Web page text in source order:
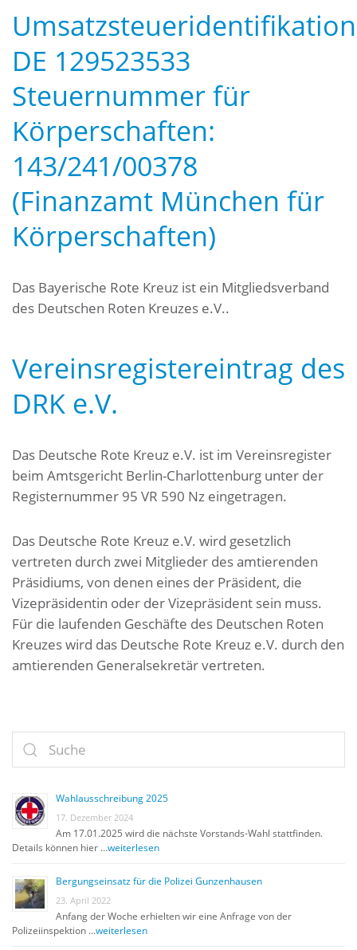
DE 129523533
Steuernummer für
Körperschaften:
143/241/00378
(Finanzamt München für
Körperschaften)
Das Bayerische Rote Kreuz ist ein Mitgliedsverband
des Deutschen Roten Kreuzes e.V..
Vereinsregistereintrag des
DRK e.V.
Das Deutsche Rote Kreuz e.V. ist im Vereinsregister
beim Amtsgericht Berlin-Charlottenburg unter der
Registernummer 95 VR 590 Nz eingetragen.
Das Deutsche Rote Kreuz e.V. wird gesetzlich
vertreten durch zwei Mitglieder des amtierenden
Präsidiums, von denen eines der Präsident, die
Vizepräsidentin oder der Vizepräsident sein muss.
Für die laufenden Geschäfte des Deutschen Roten
Kreuzes wird das Deutsche Rote Kreuz e.V. durch den
amtierenden Generalsekretär vertreten.
Wahlausschreibung 2025
17. Dezember 2024
Am 17.01.2025 wird die nächste Vorstands-Wahl stattfinden.
Details können hier …weiterlesen
Bergungseinsatz für die Polizei Gunzenhausen
23. April 2022
Anfang der Woche erhielten wir eine Anfrage von der
Polizeiinspektion …weiterlesen